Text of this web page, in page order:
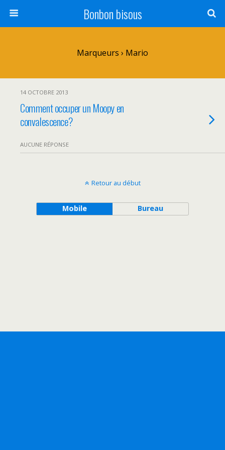
Bonbon bisous
Marqueurs › Mario
14 OCTOBRE 2013
Comment occuper un Moopy en
convalescence?
AUCUNE RÉPONSE
Retour au début
Mobile Bureau